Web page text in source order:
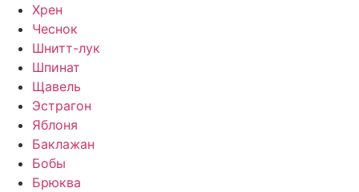
Хрен
Чеснок
Шнитт-лук
Шпинат
Щавель
Эстрагон
Яблоня
Баклажан
Бобы
Брюква